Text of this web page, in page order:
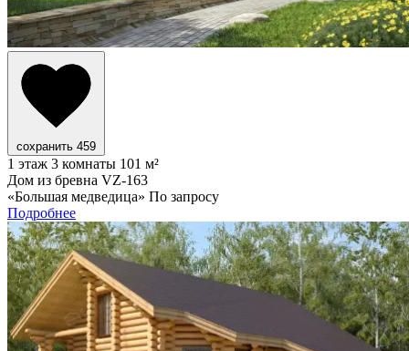
сохранить 459
1 этаж 3 комнаты 101 м²
Дом из бревна VZ-163
«Большая медведица» По запросу
Подробнее